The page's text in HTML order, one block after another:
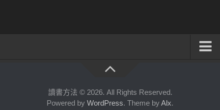
公職考試上榜者軌跡
讀書方法 © 2026. All Rights Reserved.
Powered by WordPress. Theme byAlx.